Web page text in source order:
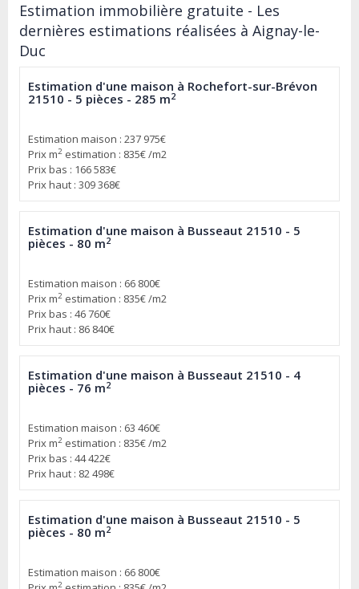
Estimation immobilière gratuite - Les
dernières estimations réalisées à Aignay-le-
Duc
Estimation d'une maison à Rochefort-sur-Brévon
21510 - 5 pièces - 285 m2
Estimation maison : 237 975€
Prix m2 estimation : 835€ /m2
Prix bas : 166 583€
Prix haut : 309 368€
Estimation d'une maison à Busseaut 21510 - 5
pièces - 80 m2
Estimation maison : 66 800€
Prix m2 estimation : 835€ /m2
Prix bas : 46 760€
Prix haut : 86 840€
Estimation d'une maison à Busseaut 21510 - 4
pièces - 76 m2
Estimation maison : 63 460€
Prix m2 estimation : 835€ /m2
Prix bas : 44 422€
Prix haut : 82 498€
Estimation d'une maison à Busseaut 21510 - 5
pièces - 80 m2
Estimation maison : 66 800€
2